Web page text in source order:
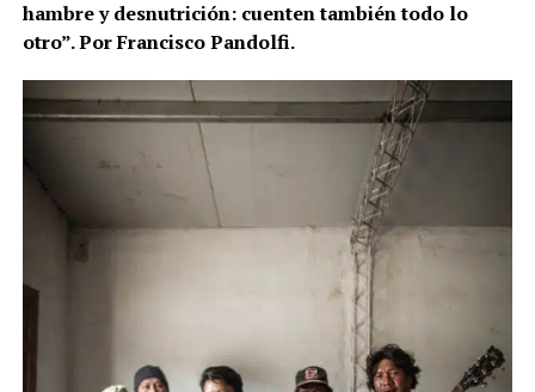
hambre y desnutrición: cuenten también todo lo
otro”. Por Francisco Pandolfi.